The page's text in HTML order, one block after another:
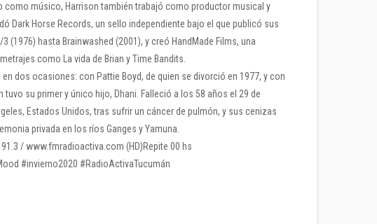
como músico, Harrison también trabajó como productor musical y
Dark Horse Records, un sello independiente bajo el que publicó sus
(1976) hasta Brainwashed (2001), y creó HandMade Films, una
como La vida de Brian y Time Bandits.
dos ocasiones: con Pattie Boyd, de quien se divorció en 1977, y con
tuvo su primer y único hijo, Dhani. Falleció a los 58 años el 29 de
Estados Unidos, tras sufrir un cáncer de pulmón, y sus cenizas
privada en los ríos Ganges y Yamuna.
/ www.fmradioactiva.com (HD)Repite 00 hs
#invierno2020 #RadioActivaTucumán